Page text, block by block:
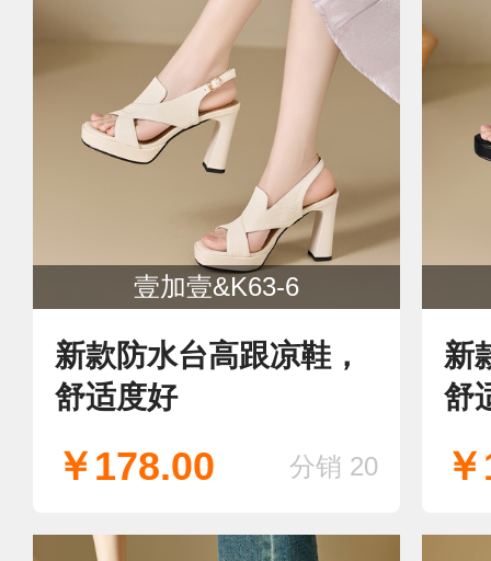
壹加壹&K63-6
新款防水台高跟凉鞋，
舒适度好
￥178.00 分销 20
新
舒